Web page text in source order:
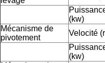
(kw)
Mécanisme de
pivotement
Velocité
(kw)